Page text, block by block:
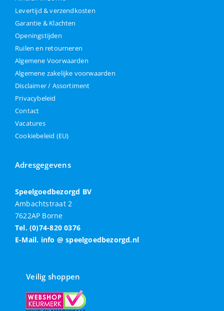
Levertijd & verzendkosten
Garantie & Klachten
Openingstijden
Ruilen en retourneren
Algemene Voorwaarden
Algemene zakelijke voorwaarden
Disclaimer / Assortiment
Privacybeleid
Contact
Vacatures
Cookiebeleid (EU)
Adresgegevens
Speelgoedbezorgd BV
Ambachtstraat 2
7622AP Borne
Tel. (0)74-820 0376
E-Mail. info @ speelgoedbezorgd.nl
Veilig shoppen